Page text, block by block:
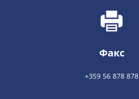
Факс
+359 56 878 878